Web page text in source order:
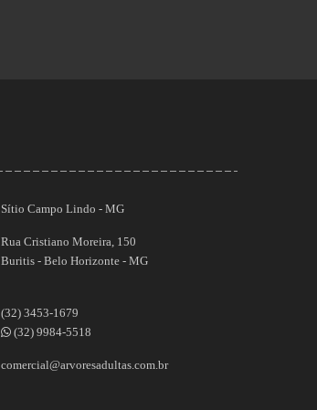
Sítio Campo Lindo - MG
Rua Cristiano Moreira, 150
Buritis - Belo Horizonte - MG
(32) 3453-1679
(32) 9984-5518
comercial@arvoresadultas.com.br